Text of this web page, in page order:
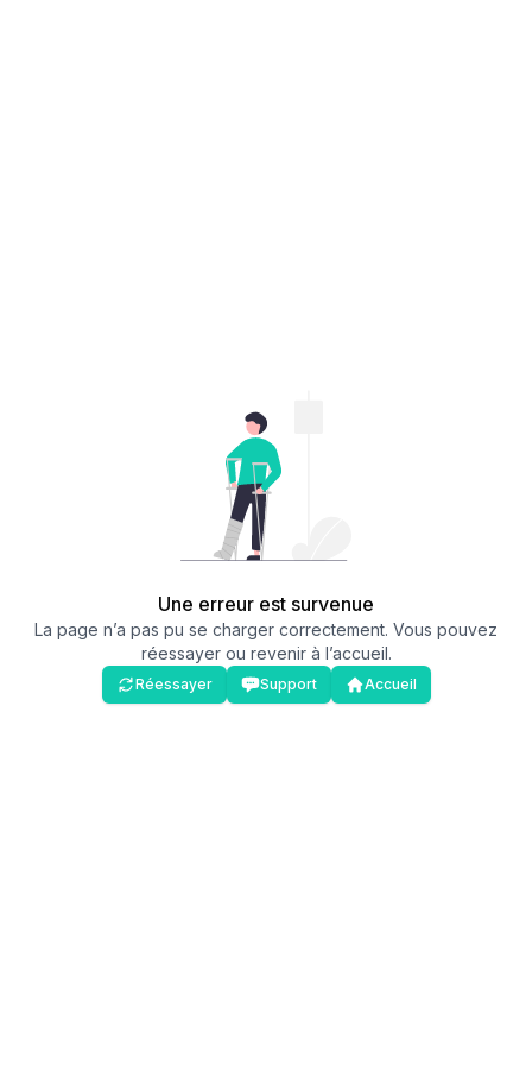
Une erreur est survenue
La page n’a pas pu se charger correctement. Vous pouvez
réessayer ou revenir à l’accueil.
Réessayer Support Accueil